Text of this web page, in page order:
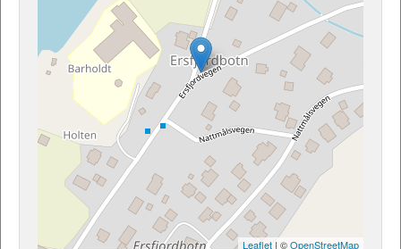
Leaflet | ©OpenStreetMap